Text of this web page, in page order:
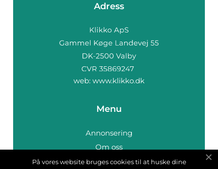
Adress
web: www.klikko.dk
Menu
Annonsering
Om oss
Cookies
På vores website bruges cookies til at huske dine